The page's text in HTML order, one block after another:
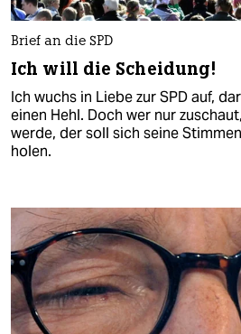
Brief an die SPD
Ich will die Scheidung!
Ich wuchs in Liebe zur SPD auf,
einen Hehl. Doch wer nur
werde, der soll sich seine
holen.